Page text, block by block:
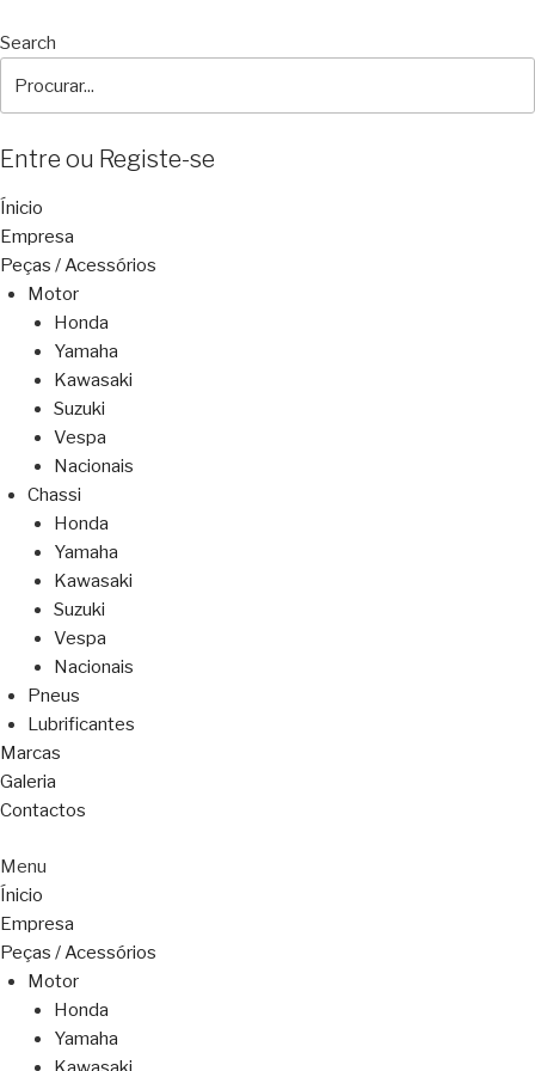
Search
Entre ou Registe-se
Ínicio
Empresa
Peças / Acessórios
Motor
Honda
Yamaha
Kawasaki
Suzuki
Vespa
Nacionais
Chassi
Honda
Yamaha
Kawasaki
Suzuki
Vespa
Nacionais
Pneus
Lubrificantes
Marcas
Galeria
Contactos
Menu
Ínicio
Empresa
Peças / Acessórios
Motor
Honda
Yamaha